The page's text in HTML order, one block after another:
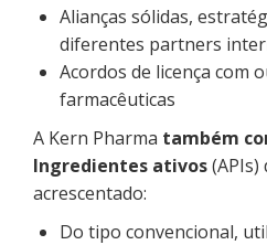
Alianças sólidas,
diferentes partners
Acordos de licença com
farmacêuticas
A Kern Pharma também
Ingredientes ativos
acrescentado:
Do tipo convencional,